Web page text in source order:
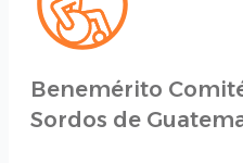
Benemérito
Sordos de